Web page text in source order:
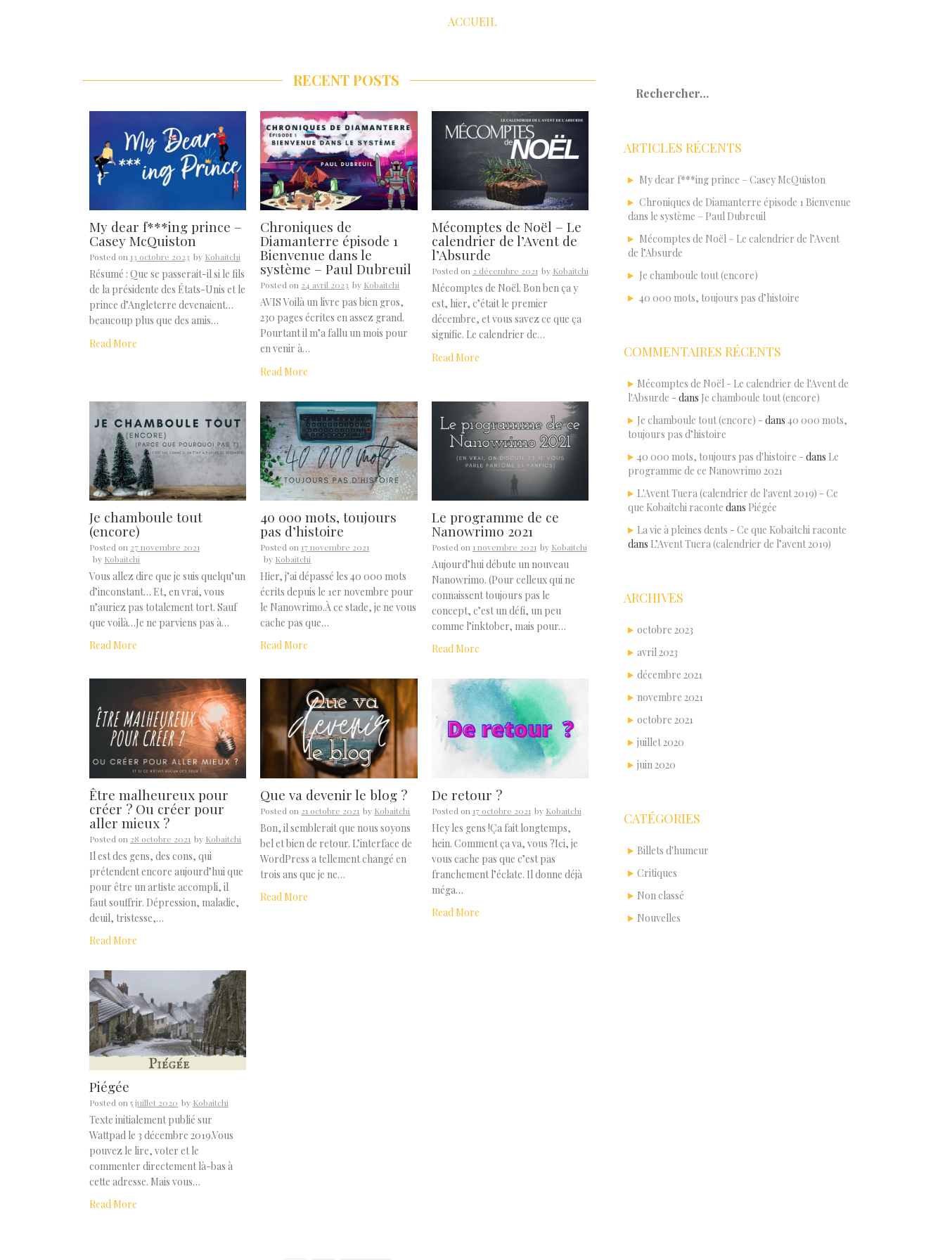
ACCUEIL
RECENT POSTS
My dear f***ing prince –
Casey McQuiston
Posted on 13 octobre 2023 by Kobaitchi
Résumé : Que se passerait-il si le fils
de la présidente des États-Unis et le
prince d’Angleterre devenaient…
beaucoup plus que des amis…
Read More
Chroniques de
Diamanterre épisode 1
Bienvenue dans le
système – Paul Dubreuil
Posted on 24 avril 2023 by Kobaitchi
AVIS Voilà un livre pas bien gros,
230 pages écrites en assez grand.
Pourtant il m’a fallu un mois pour
en venir à…
Read More
Mécomptes de Noël – Le
calendrier de l’Avent de
l’Absurde
Posted on 2 décembre 2021 by Kobaitchi
Mécomptes de Noël. Bon ben ça y
est, hier, c’était le premier
décembre, et vous savez ce que ça
signifie. Le calendrier de…
Read More
Je chamboule tout
(encore)
Posted on 27 novembre 2021
by Kobaitchi
Vous allez dire que je suis quelqu’un
d’inconstant… Et, en vrai, vous
n’auriez pas totalement tort. Sauf
que voilà…Je ne parviens pas à…
Read More
40 000 mots, toujours
pas d’histoire
Posted on 17 novembre 2021
by Kobaitchi
Hier, j’ai dépassé les 40 000 mots
écrits depuis le 1er novembre pour
le Nanowrimo.À ce stade, je ne vous
cache pas que…
Read More
Le programme de ce
Nanowrimo 2021
Posted on 1 novembre 2021 by Kobaitchi
Aujourd’hui débute un nouveau
Nanowrimo. (Pour celleux qui ne
connaissent toujours pas le
concept, c’est un défi, un peu
comme l’inktober, mais pour…
Read More
Être malheureux pour
créer ? Ou créer pour
aller mieux ?
Posted on 28 octobre 2021 by Kobaitchi
Il est des gens, des cons, qui
prétendent encore aujourd’hui que
pour être un artiste accompli, il
faut souffrir. Dépression, maladie,
deuil, tristesse,…
Read More
Que va devenir le blog ?
Posted on 21 octobre 2021 by Kobaitchi
Bon, il semblerait que nous soyons
bel et bien de retour. L’interface de
WordPress a tellement changé en
trois ans que je ne…
Read More
De retour ?
Posted on 17 octobre 2021 by Kobaitchi
Hey les gens !Ça fait longtemps,
hein. Comment ça va, vous ?Ici, je
vous cache pas que c’est pas
franchement l’éclate. Il donne déjà
méga…
Read More
Piégée
Posted on 5 juillet 2020 by Kobaitchi
Texte initialement publié sur
Wattpad le 3 décembre 2019.Vous
pouvez le lire, voter et le
commenter directement là-bas à
cette adresse. Mais vous…
Read More
ARTICLES RÉCENTS
My dear f***ing prince – Casey McQuiston
Chroniques de Diamanterre épisode 1 Bienvenue
dans le système – Paul Dubreuil
Mécomptes de Noël – Le calendrier de l’Avent
de l’Absurde
Je chamboule tout (encore)
40 000 mots, toujours pas d’histoire
COMMENTAIRES RÉCENTS
Mécomptes de Noël - Le calendrier de l'Avent de
l'Absurde - dans Je chamboule tout (encore)
Je chamboule tout (encore) - dans 40 000 mots,
toujours pas d’histoire
40 000 mots, toujours pas d'histoire - dans Le
programme de ce Nanowrimo 2021
L'Avent Tuera (calendrier de l'avent 2019) - Ce
que Kobaitchi raconte dans Piégée
La vie à pleines dents - Ce que Kobaitchi raconte
dans L’Avent Tuera (calendrier de l’avent 2019)
ARCHIVES
octobre 2023
avril 2023
décembre 2021
novembre 2021
octobre 2021
juillet 2020
juin 2020
CATÉGORIES
Billets d'humeur
Critiques
Non classé
Nouvelles